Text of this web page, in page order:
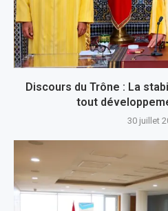
Discours du Trône : La
tout
30 juillet